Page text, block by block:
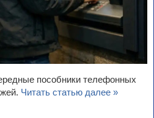
пособники телефонных
Читать статью далее »